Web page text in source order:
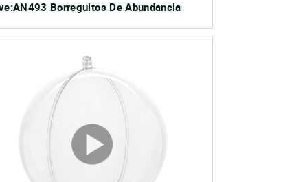
Borreguitos De Abundancia